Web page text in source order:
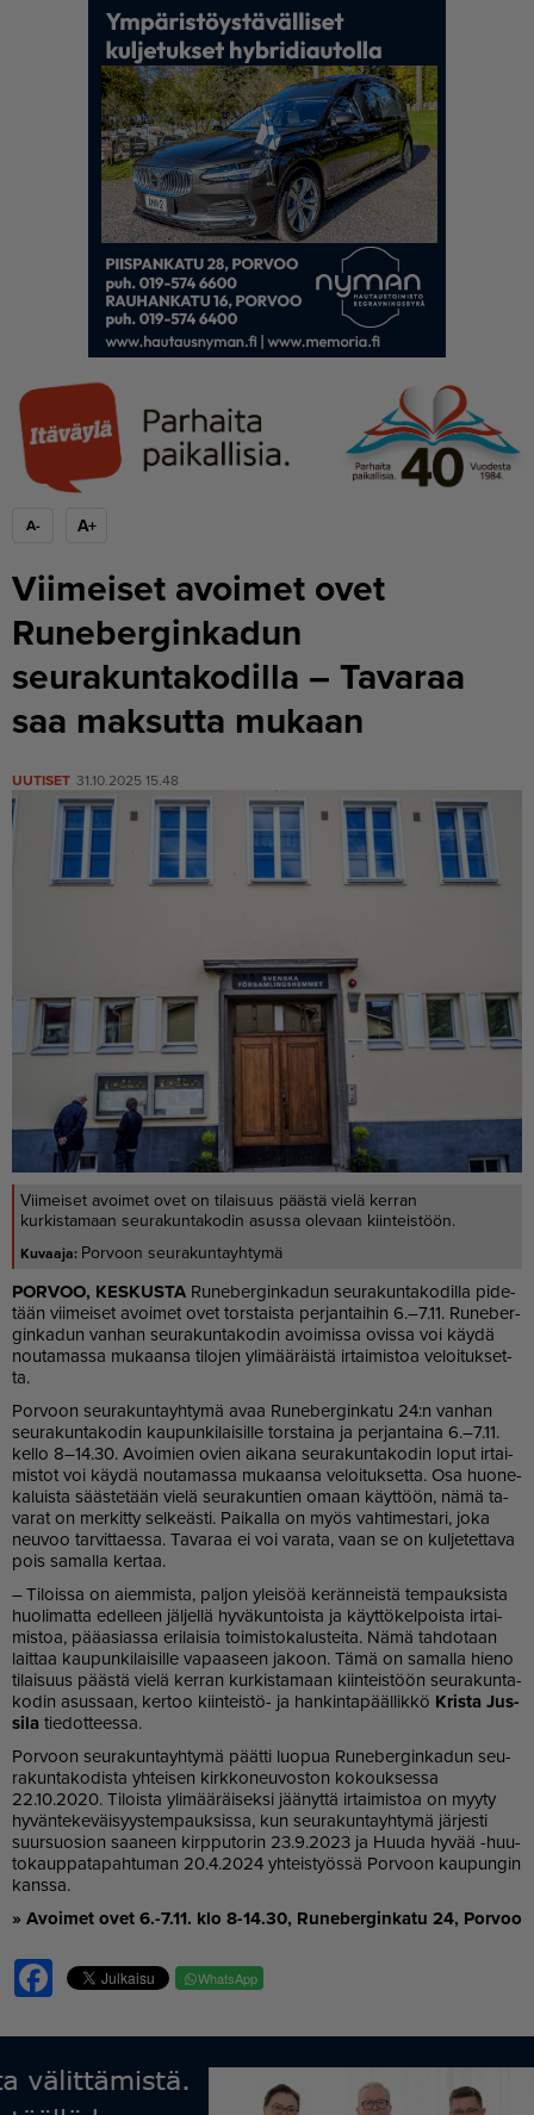
A- A+
Viimeiset avoimet ovet
Runeberginkadun
seurakuntakodilla – Tavaraa
saa maksutta mukaan
UUTISET 31.10.2025 15.48
Viimeiset avoimet ovet on tilaisuus päästä vielä kerran
kurkistamaan seurakuntakodin asussa olevaan kiinteistöön.
Porvoon seurakuntayhtymä
POR­VOO, KES­KUS­TA Ru­ne­ber­gin­ka­dun seu­ra­kun­ta­ko­dil­la pi­de­
tään vii­mei­set avoi­met ovet tors­tais­ta per­jan­tai­hin 6.–7.11. Ru­ne­ber­
gin­ka­dun van­han seu­ra­kun­ta­ko­din avoi­mis­sa ovis­sa voi käy­dä
nou­ta­mas­sa mu­kaan­sa ti­lo­jen yli­mää­räis­tä ir­tai­mis­toa ve­loi­tuk­set­
ta.
Por­voon seu­ra­kun­ta­yh­ty­mä avaa Ru­ne­ber­gin­ka­tu 24:n van­han
seu­ra­kun­ta­ko­din kau­pun­ki­lai­sil­le tors­tai­na ja per­jan­tai­na 6.–7.11.
kel­lo 8–14.30. Avoi­mien ovien ai­ka­na seu­ra­kun­ta­ko­din lo­put ir­tai­
mis­tot voi käy­dä nou­ta­mas­sa mu­kaan­sa ve­loi­tuk­set­ta. Osa huo­ne­
ka­luis­ta sääs­te­tään vie­lä seu­ra­kun­tien omaan käyt­töön, nämä ta­
va­rat on mer­kit­ty sel­ke­äs­ti. Pai­kal­la on myös vah­ti­mes­ta­ri, joka
neu­voo tar­vit­ta­es­sa. Ta­va­raa ei voi va­ra­ta, vaan se on kul­je­tet­ta­va
pois sa­mal­la ker­taa.
– Ti­lois­sa on ai­em­mis­ta, pal­jon ylei­söä ke­rän­neis­tä tem­pauk­sis­ta
huo­li­mat­ta edel­leen jäl­jel­lä hy­vä­kun­tois­ta ja käyt­tö­kel­pois­ta ir­tai­
mis­toa, pää­a­si­as­sa eri­lai­sia toi­mis­to­ka­lus­tei­ta. Nämä tah­do­taan
lait­taa kau­pun­ki­lai­sil­le va­paa­seen ja­koon. Tämä on sa­mal­la hie­no
ti­lai­suus pääs­tä vie­lä ker­ran kur­kis­ta­maan kiin­teis­töön seu­ra­kun­ta­
ko­din asus­saan, ker­too kiin­teis­tö- ja han­kin­ta­pääl­lik­kö Kris­ta Jus­
si­la tie­dot­tees­sa.
Por­voon seu­ra­kun­ta­yh­ty­mä päät­ti luo­pua Ru­ne­ber­gin­ka­dun seu­
ra­kun­ta­ko­dis­ta yh­tei­sen kirk­ko­neu­vos­ton ko­kouk­ses­sa
22.10.2020. Ti­lois­ta yli­mää­räi­sek­si jää­nyt­tä ir­tai­mis­toa on myy­ty
hy­vän­te­ke­väi­syys­tem­pauk­sis­sa, kun seu­ra­kun­ta­yh­ty­mä jär­jes­ti
suur­suo­si­on saa­neen kirp­pu­to­rin 23.9.2023 ja Huu­da hy­vää -huu­
to­kaup­pa­ta­pah­tu­man 20.4.2024 yh­teis­työs­sä Por­voon kau­pun­gin
kans­sa.
» Avoi­met ovet 6.-7.11. klo 8-14.30, Ru­ne­ber­gin­ka­tu 24, Por­voo
Facebook WhatsApp